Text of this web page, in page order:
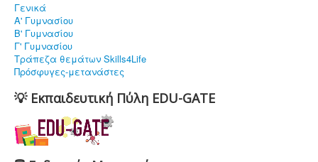
Γενικά
Α' Γυμνασίου
Β' Γυμνασίου
Γ' Γυμνασίου
Τράπεζα θεμάτων Skills4Life
Πρόσφυγες-μετανάστες
💡 Εκπαιδευτική Πύλη EDU-GATE